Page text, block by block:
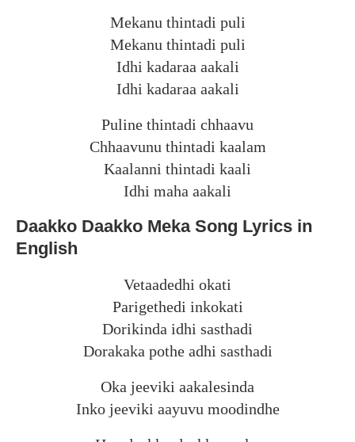
Mekanu thintadi puli
Mekanu thintadi puli
Idhi kadaraa aakali
Idhi kadaraa aakali
Puline thintadi chhaavu
Chhaavunu thintadi kaalam
Kaalanni thintadi kaali
Idhi maha aakali
Daakko Daakko Meka Song Lyrics in
English
Vetaadedhi okati
Parigethedi inkokati
Dorikinda idhi sasthadi
Dorakaka pothe adhi sasthadi
Oka jeeviki aakalesinda
Inko jeeviki aayuvu moodindhe